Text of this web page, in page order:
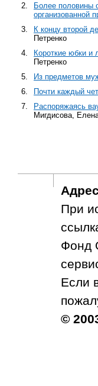
2.
Более половины
организованной
3.
К концу второй
Петренко
4.
Короткие юбки
Петренко
5.
Из предметов
6.
Почти каждый
7.
Распоряжаясь
Мигдисова,
При
Фонд
Если
©